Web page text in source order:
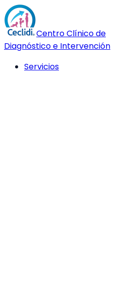
Centro Clínico de
Diagnóstico e Intervención
Servicios